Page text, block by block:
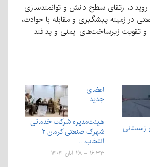
ارتقای سطح دانش و توانمندسازی
در زمینه پیشگیری و مقابله با حوادث،
زیرساخت‌های ایمنی و پدافند
زمستانی
اعضای
جدید
هیئت‌مدیره شرکت خدماتی
شهرک صنعتی کرمان ۲
انتخاب…
۱۶:۳۳ - ۲۸ آبان ۱۴۰۴